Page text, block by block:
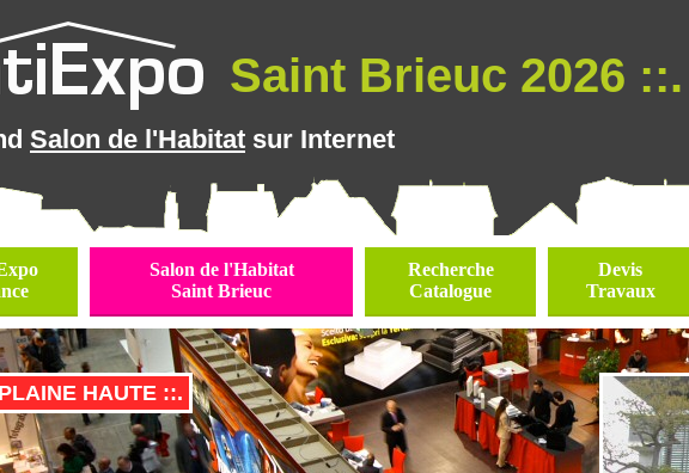
Saint Brieuc 2026 ::.
Salon de l'Habitat sur Internet
Salon de l'Habitat
Saint Brieuc
Recherche
Catalogue
Devis
Travaux
HAUTE ::.